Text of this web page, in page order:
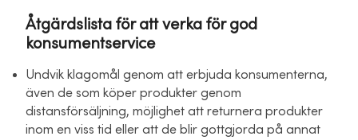
Åtgärdslista för att verka för god
konsumentservice
Undvik klagomål genom att erbjuda konsumenterna,
även de som köper produkter genom
distansförsäljning, möjlighet att returnera produkter
inom en viss tid eller att de blir gottgjorda på annat